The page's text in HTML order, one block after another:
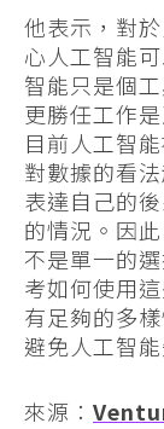
他表示，對
心人工智能
智能只是個
更勝任工作
目前人工智
對數據的看
表達自己的
的情況。因
不是單一的
考如何使用
有足夠的多
避免人工智能
來源：